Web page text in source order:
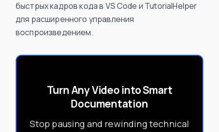
быстрых кадров кода в VS Code и TutorialHelper
для расширенного управления
воспроизведением.
Turn Any Video into Smart
Documentation
Stop pausing and rewinding technical